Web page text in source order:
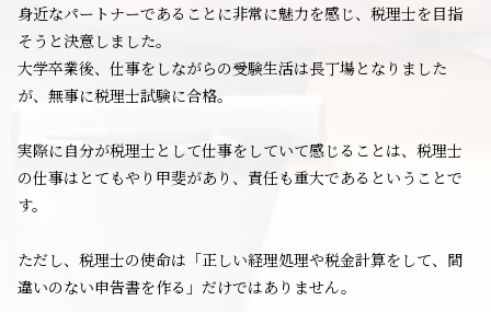
身近なパートナーであることに非常に魅力を感じ、税理士を目指
そうと決意しました。
大学卒業後、仕事をしながらの受験生活は長丁場となりました
が、無事に税理士試験に合格。
実際に自分が税理士として仕事をしていて感じることは、税理士
の仕事はとてもやり甲斐があり、責任も重大であるということで
す。
ただし、税理士の使命は「正しい経理処理や税金計算をして、間
違いのない申告書を作る」だけではありません。